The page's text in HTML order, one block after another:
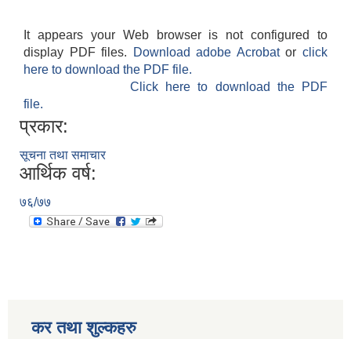
It appears your Web browser is not configured to
display PDF files.
Download adobe Acrobatorclick
here to download the PDF file.
Click here to download the PDF
file.
प्रकार:
सूचना तथा समाचार
आर्थिक वर्ष:
७६/७७
कर तथा शुल्कहरु